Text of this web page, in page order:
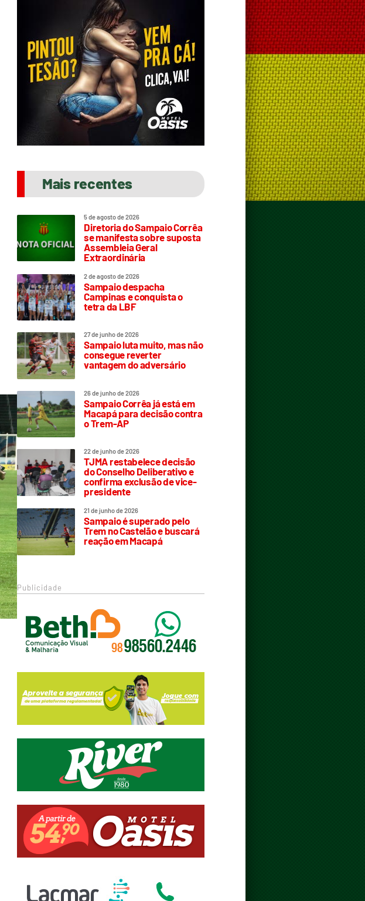
Mais recentes
5 de agosto de 2026
Diretoria do Sampaio Corrêa
se manifesta sobre suposta
Assembleia Geral
Extraordinária
2 de agosto de 2026
Sampaio despacha
Campinas e conquista o
tetra da LBF
27 de junho de 2026
Sampaio luta muito, mas não
consegue reverter
vantagem do adversário
26 de junho de 2026
Sampaio Corrêa já está em
Macapá para decisão contra
o Trem-AP
22 de junho de 2026
TJMA restabelece decisão
do Conselho Deliberativo e
confirma exclusão de vice-
presidente
21 de junho de 2026
Sampaio é superado pelo
Trem no Castelão e buscará
reação em Macapá
Publicidade